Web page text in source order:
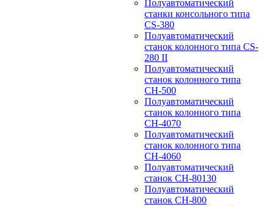
Полуавтоматический
станки консольного типа
CS-380
Полуавтоматический
станок колонного типа CS-
280 II
Полуавтоматический
станок колонного типа
CH-500
Полуавтоматический
станок колонного типа
CH-4070
Полуавтоматический
станок колонного типа
CH-4060
Полуавтоматический
станок CH-80130
Полуавтоматический
станок CH-800